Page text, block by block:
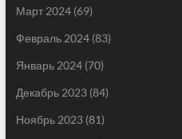
Март 2024(69)
Февраль 2024(83)
Январь 2024(70)
Декабрь 2023(84)
Ноябрь 2023(81)